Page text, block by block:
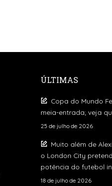
ÚLTIMAS
Copa do Mundo
meia-entrada; veja
25 de julho de 2026
Muito além de
o London City
potência do futebol
18 de julho de 2026